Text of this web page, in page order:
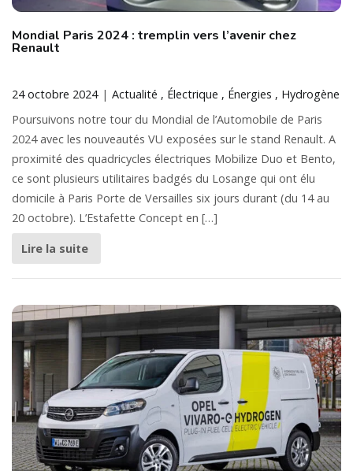
Mondial Paris 2024 : tremplin vers l’avenir chez
Renault
24 octobre 2024 Actualité Électrique Énergies
Hydrogène
Poursuivons notre tour du Mondial de l’Automobile de Paris
2024 avec les nouveautés VU exposées sur le stand Renault. A
proximité des quadricycles électriques Mobilize Duo et Bento,
ce sont plusieurs utilitaires badgés du Losange qui ont élu
domicile à Paris Porte de Versailles six jours durant (du 14 au
20 octobre). L’Estafette Concept en […]
Lire la suite